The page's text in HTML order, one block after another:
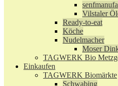
Vilstaler
Ready-to-eat
Köche
Nudelmacher
Moser
TAGWERK Bio
Einkaufen
TAGWERK Biomärkte
Schwabing